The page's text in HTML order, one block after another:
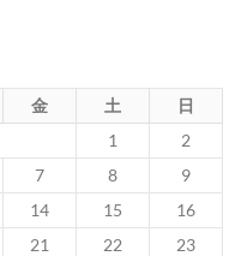
金 土
日
1
2
7 8
9
14 15
16
21 22
23